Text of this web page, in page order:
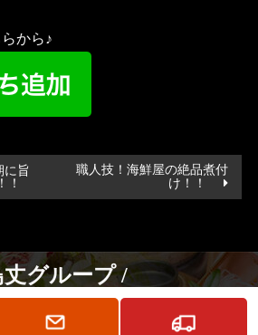
から♪
に旨
！
職人技！海鮮屋の絶品煮付
け！！
丈グループ /
鳥丈 成田駅前店